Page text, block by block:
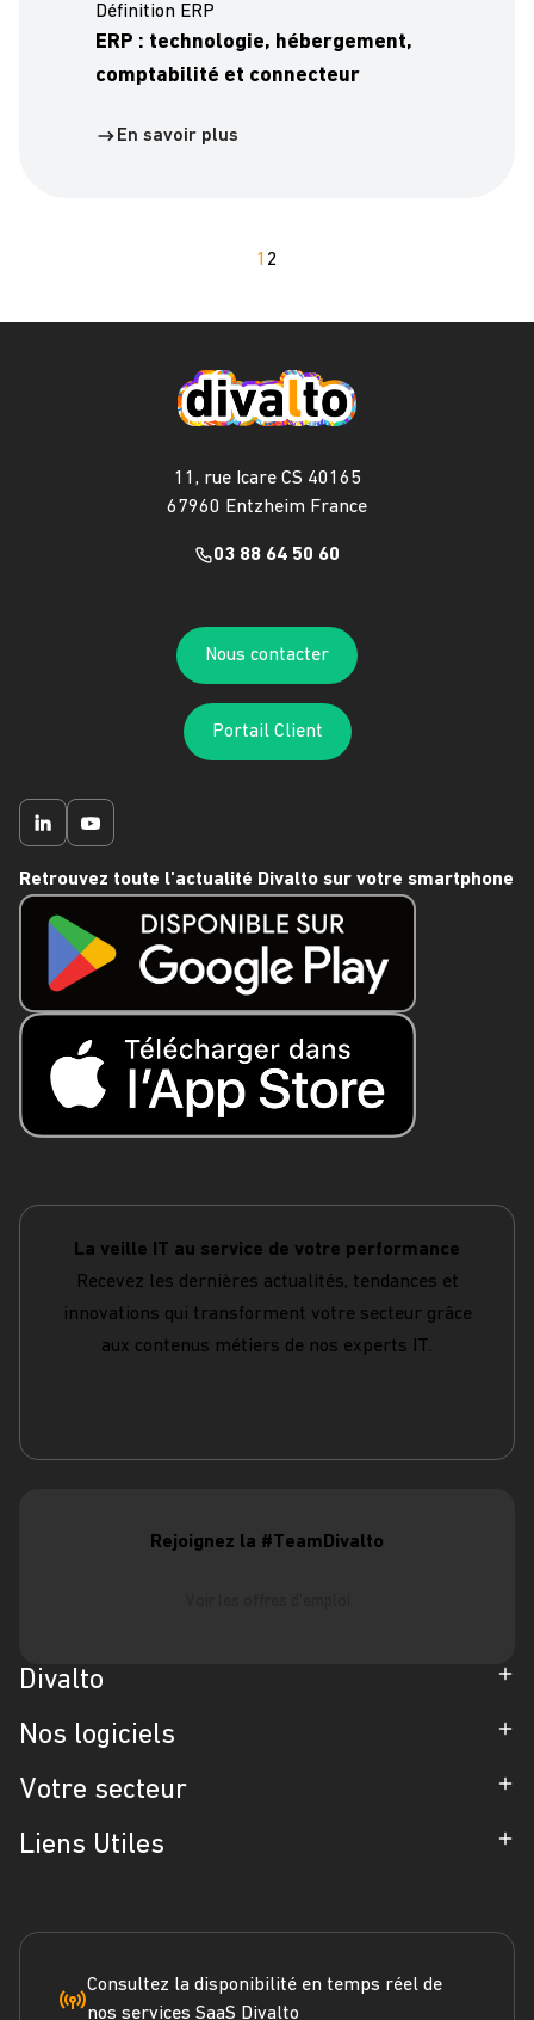
Définition ERP
ERP : technologie, hébergement,
comptabilité et connecteur
En savoir plus
1 2
11, rue Icare CS 40165
67960 Entzheim France
03 88 64 50 60
Nous contacter
Portail Client
Retrouvez toute l'actualité Divalto sur votre smartphone
La veille IT au service de votre performance
Recevez les dernières actualités, tendances et
innovations qui transforment votre secteur grâce
aux contenus métiers de nos experts IT.
Rejoignez la #TeamDivalto
Divalto
Entreprise
Partenaires
Blog
Engagement RSE
Nos logiciels
ERP
CRM
Votre secteur
Industrie
Liens Utiles
Marketplace
Consultez la disponibilité en temps réel de
nos services SaaS Divalto